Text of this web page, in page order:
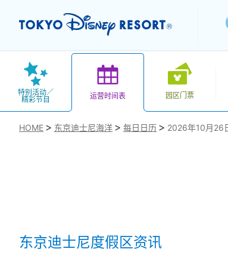
特别活动／
精彩节目
运营时间表 园区门票
HOME 东京迪士尼海洋 每日日历 2026年10月26
东京迪士尼度假区资讯